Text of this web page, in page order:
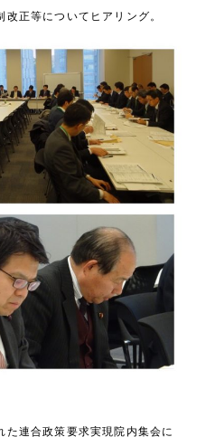
正等についてヒアリング。
連合政策要求実現院内集会に